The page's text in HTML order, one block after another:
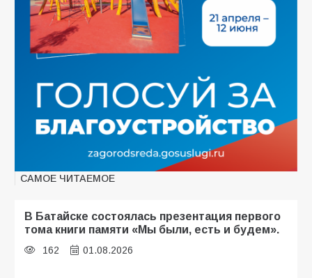
САМОЕ ЧИТАЕМОЕ
В Батайске состоялась презентация первого
тома книги памяти «Мы были, есть и будем».
162 01.08.2026